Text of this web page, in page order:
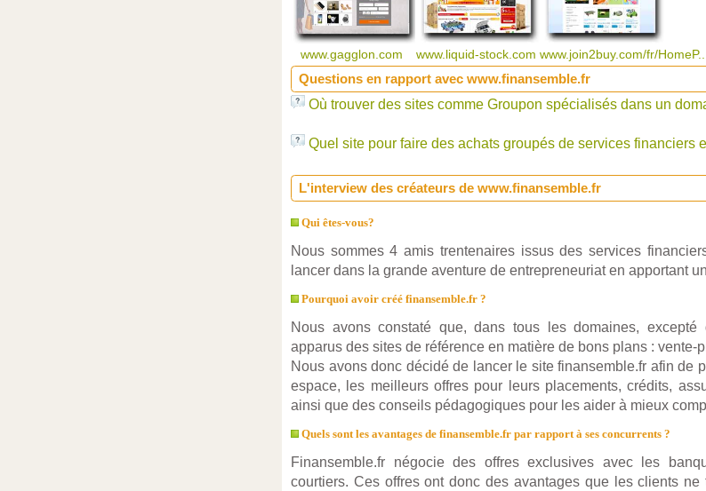
www.gagglon.com www.liquid-stock.com www.join2buy.com/fr/HomeP...
Questions en rapport avec www.finansemble.fr
Où trouver des sites comme Groupon spécialisés dans un
Quel site pour faire des achats groupés de services financiers
L'interview des créateurs de www.finansemble.fr
Qui êtes-vous?
Nous sommes 4 amis trentenaires issus des services
lancer dans la grande aventure de entrepreneuriat en apportant
Pourquoi avoir créé finansemble.fr ?
Nous avons constaté que, dans tous les domaines,
apparus des sites de référence en matière de bons plans : vente-
Nous avons donc décidé de lancer le site finansemble.fr afin de
espace, les meilleurs offres pour leurs placements, crédits,
ainsi que des conseils pédagogiques pour les aider à mieux
Quels sont les avantages de finansemble.fr par rapport à ses concurrents ?
Finansemble.fr négocie des offres exclusives avec les
courtiers. Ces offres ont donc des avantages que les clients